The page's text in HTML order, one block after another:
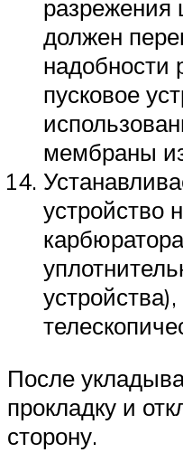
разрежения
должен
надобности
пусковое
мембраны
устройство
После
прокладку и
сторону.